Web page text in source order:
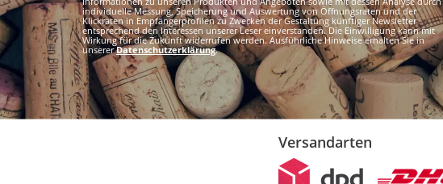
individuelle Messung, Speicherung und Auswertung von Öffnungsraten und der
Klickraten in Empfängerprofilen zu Zwecken der Gestaltung künftiger Newsletter
entsprechend den Interessen unserer Leser einverstanden. Die Einwilligung kann mit
Wirkung für die Zukunft widerrufen werden. Ausführliche Hinweise erhalten Sie in
unsererDatenschutzerklärung.
Versandarten